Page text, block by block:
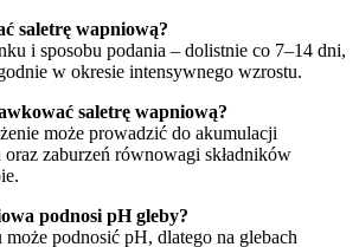
saletrę wapniową?
i sposobu podania – dolistnie co 7–14 dni,
w okresie intensywnego wzrostu.
saletrę wapniową?
może prowadzić do akumulacji
zaburzeń równowagi składników
podnosi pH gleby?
podnosić pH, dlatego na glebach